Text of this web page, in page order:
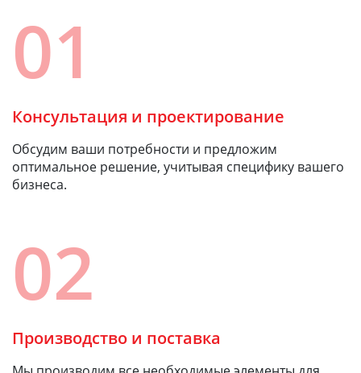
01
Консультация и проектирование
Обсудим ваши потребности и предложим
оптимальное решение, учитывая специфику вашего
бизнеса.
02
Производство и поставка